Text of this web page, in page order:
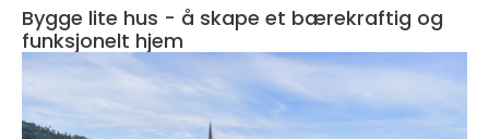
Bygge lite hus - å skape et bærekraftig og
funksjonelt hjem